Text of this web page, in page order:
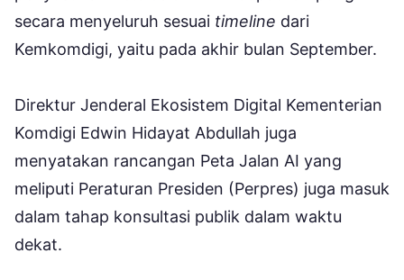
secara menyeluruh sesuai timeline dari
Kemkomdigi, yaitu pada akhir bulan September.
Direktur Jenderal Ekosistem Digital Kementerian
Komdigi Edwin Hidayat Abdullah juga
menyatakan rancangan Peta Jalan AI yang
meliputi Peraturan Presiden (Perpres) juga masuk
dalam tahap konsultasi publik dalam waktu
dekat.